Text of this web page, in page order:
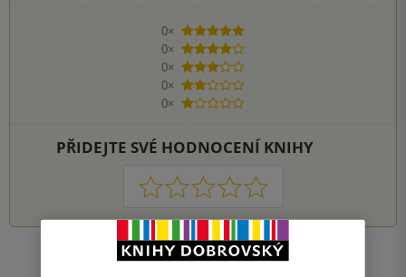
0×
5 hvězdiček
0×
4 hvězdičky
0×
3 hvězdičky
0×
2 hvězdičky
0×
1 hvezdička
PŘIDEJTE SVÉ HODNOCENÍ KNIHY
1 2 3 4 5
Nahoru